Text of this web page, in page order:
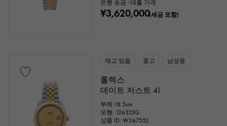
은행 송금 · 대출 가격
¥3,620,000(세금 포함)
재고 있음 중고 남성용
롤렉스
데이트 저스트 41
부레:18.5cm
모형: 126333G
상품 ID: W267552